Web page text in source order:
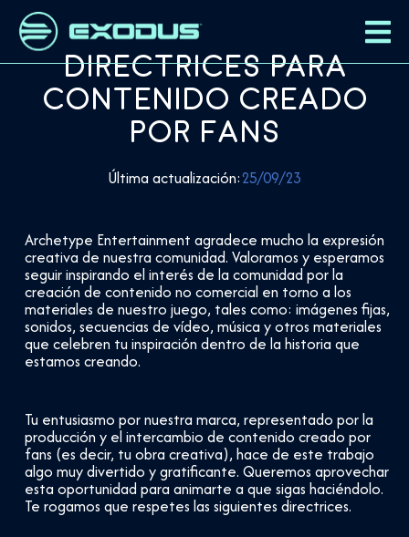
Directrices para
contenido creado
por fans
Última actualización:25/09/23
Archetype Entertainment agradece mucho la expresión
creativa de nuestra comunidad. Valoramos y esperamos
seguir inspirando el interés de la comunidad por la
creación de contenido no comercial en torno a los
materiales de nuestro juego, tales como: imágenes fijas,
sonidos, secuencias de vídeo, música y otros materiales
que celebren tu inspiración dentro de la historia que
estamos creando.
Tu entusiasmo por nuestra marca, representado por la
producción y el intercambio de contenido creado por
fans (es decir, tu obra creativa), hace de este trabajo
algo muy divertido y gratificante. Queremos aprovechar
esta oportunidad para animarte a que sigas haciéndolo.
Te rogamos que respetes las siguientes directrices.